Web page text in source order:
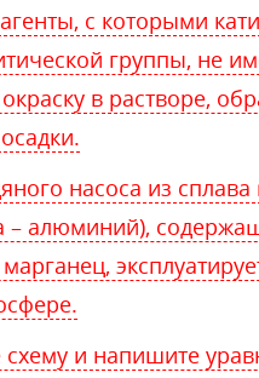
с которыми
группы, не
в растворе,
насоса из
– алюминий),
схему и напишите